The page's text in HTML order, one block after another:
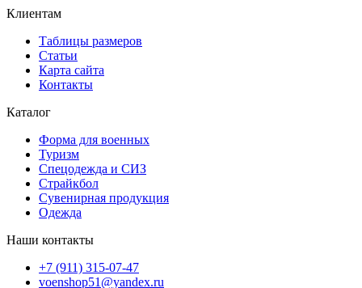
Клиентам
Таблицы размеров
Статьи
Карта сайта
Контакты
Каталог
Форма для военных
Туризм
Спецодежда и СИЗ
Страйкбол
Сувенирная продукция
Одежда
Наши контакты
+7 (911) 315-07-47
voenshop51@yandex.ru